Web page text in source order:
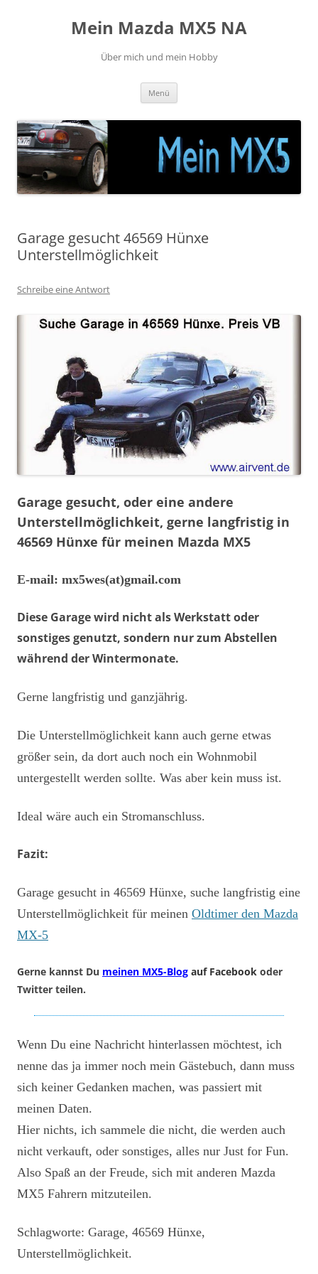
Mein Mazda MX5 NA
Über mich und mein Hobby
Menü
Garage gesucht 46569 Hünxe
Unterstellmöglichkeit
Schreibe eine Antwort
Garage gesucht, oder eine andere
Unterstellmöglichkeit, gerne langfristig in
46569 Hünxe für meinen Mazda MX5
E-mail: mx5wes(at)gmail.com
Diese Garage wird nichtals Werkstatt oder
sonstiges genutzt, sondern nur zum Abstellen
während der Wintermonate.
Gerne langfristig und ganzjährig.
Die Unterstellmöglichkeit kann auch gerne etwas
größer sein, da dort auch noch ein Wohnmobil
untergestellt werden sollte. Was aber kein muss ist.
Ideal wäre auch ein Stromanschluss.
Fazit:
Garage gesucht in 46569 Hünxe, suche langfristig eine
Unterstellmöglichkeit für meinen Oldtimer den Mazda
MX-5
Gerne kannst Du meinen MX5-Blog auf Facebook oder
Twitter teilen.
Wenn Du eine Nachricht hinterlassen möchtest, ich
nenne das ja immer noch mein Gästebuch, dann muss
sich keiner Gedanken machen, was passiert mit
meinen Daten.
Hier nichts, ich sammele die nicht, die werden auch
nicht verkauft, oder sonstiges, alles nur Just for Fun.
Also Spaß an der Freude, sich mit anderen Mazda
MX5 Fahrern mitzuteilen.
Schlagworte: Garage, 46569 Hünxe,
Unterstellmöglichkeit.